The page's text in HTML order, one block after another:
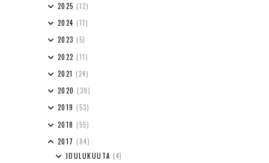
2025 (12)
2024 (11)
2023 (5)
2022 (11)
2021 (24)
2020 (39)
2019 (53)
2018 (55)
2017 (84)
JOULUKUUTA (4)